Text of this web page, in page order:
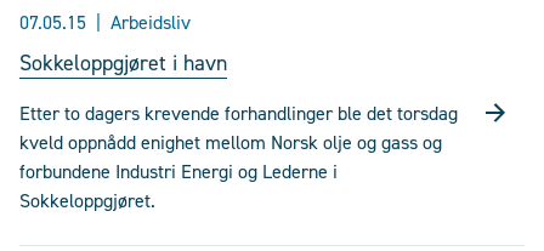
07.05.15 Arbeidsliv
Sokkeloppgjøret i havn
Etter to dagers krevende forhandlinger ble det torsdag
kveld oppnådd enighet mellom Norsk olje og gass og
forbundene Industri Energi og Lederne i
Sokkeloppgjøret.